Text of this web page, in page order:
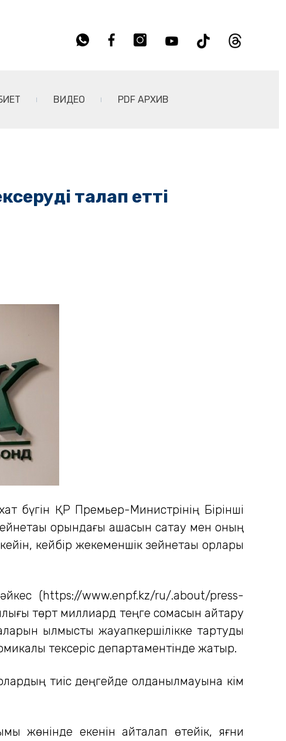
ВИДЕО PDF АРХИВ
талап етті
бүгін ҚР Премьер-Министрінің Бірінші
қорындағы ақшасын сақтау мен оның
кейбір жекеменшік зейнетақы қорлары
(https://www.enpf.kz/ru/.about/press-
төрт миллиард теңге сомасын қайтару
қылмыстық жауапкершілікке тартуды
тексеріс департаментінде жатыр.
тиіс деңгейде қолданылмауына кім
жөнінде екенін қайталап өтейік, яғни